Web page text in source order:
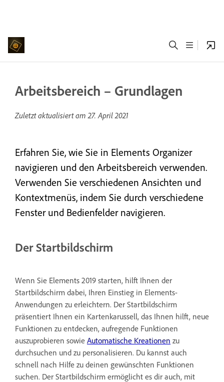
Arbeitsbereich – Grundlagen
Zuletzt aktualisiert am27. April 2021
Erfahren Sie, wie Sie in Elements Organizer
navigieren und den Arbeitsbereich verwenden.
Verwenden Sie verschiedenen Ansichten und
Kontextmenüs, indem Sie durch verschiedene
Fenster und Bedienfelder navigieren.
Der Startbildschirm
Wenn Sie Elements 2019 starten, hilft Ihnen der
Startbildschirm dabei, Ihren Einstieg in Elements-
Anwendungen zu erleichtern. Der Startbildschirm
präsentiert Ihnen ein Kartenkarussell, das Ihnen hilft, neue
Funktionen zu entdecken, aufregende Funktionen
auszuprobieren sowie Automatische Kreationen zu
durchsuchen und zu personalisieren. Du kannst auch
schnell nach Hilfe zu deinen gewünschten Funktionen
suchen. Der Startbildschirm ermöglicht es dir auch, mit